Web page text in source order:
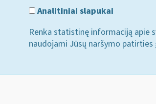
Analitiniai slapukai
Renka statistinę informaciją apie
naudojami Jūsų naršymo patirties